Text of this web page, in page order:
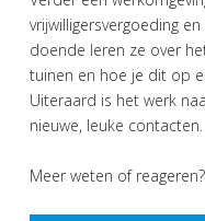
vrijwilligersvergoeding
doende leren ze over
tuinen en hoe je dit op
Uiteraard is het werk
nieuwe, leuke contacten.
Meer weten of